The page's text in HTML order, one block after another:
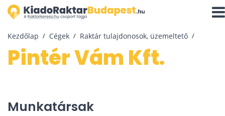
Kezdőlap Cégek Raktár tulajdonosok, üzemeltető
Pintér Vám Kft.
Munkatársak